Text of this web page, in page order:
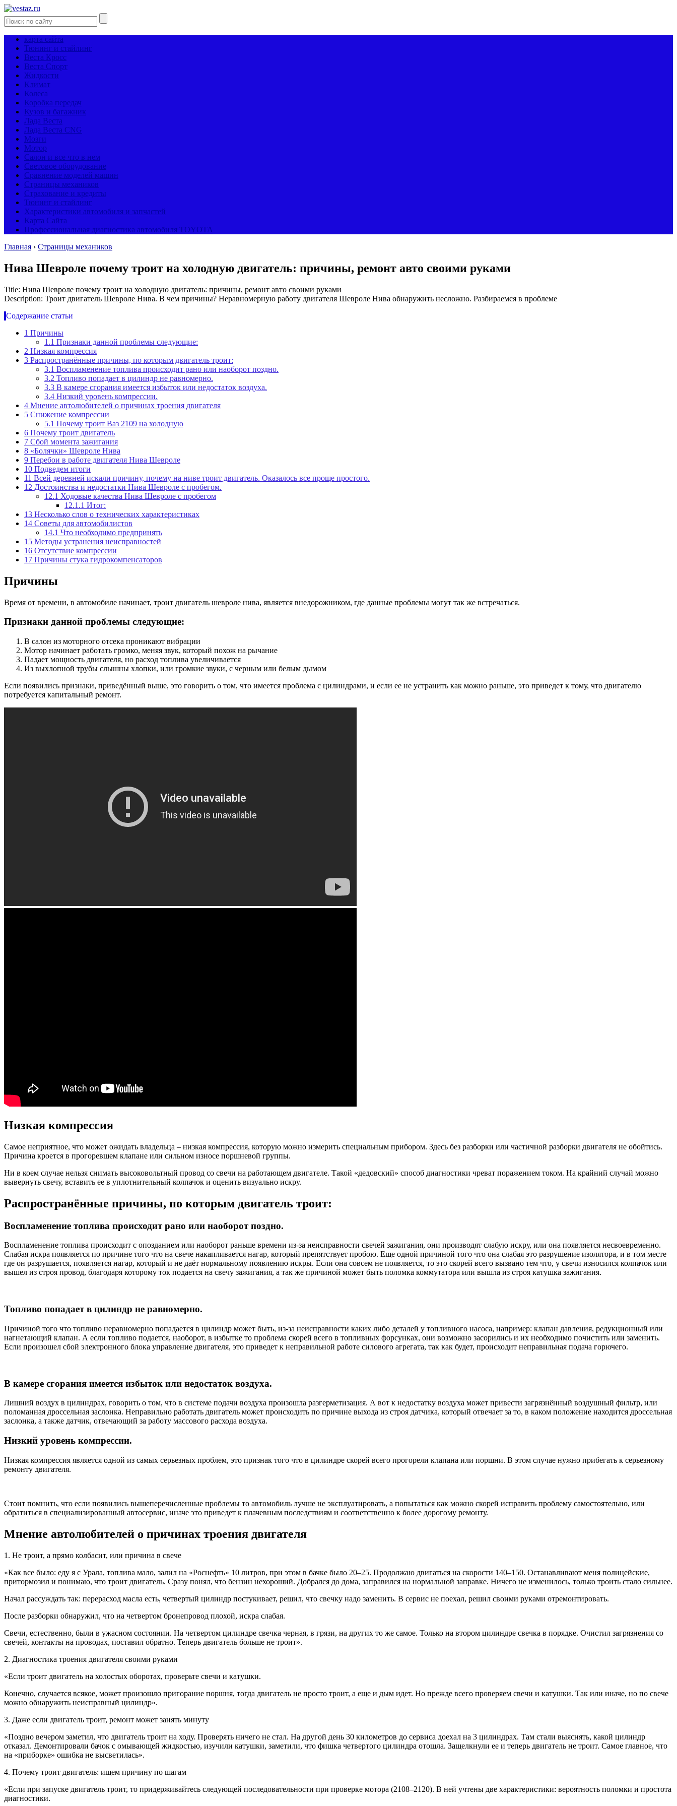
карта сайта
Тюнинг и стайлинг
Веста Кросс
Веста Спорт
Жидкости
Климат
Колеса
Коробка передач
Кузов и багажник
Лада Веста
Лада Веста CNG
Мозги
Мотор
Салон и все что в нем
Световое оборудование
Сравнение моделей машин
Страницы механиков
Страхование и кредиты
Тюнинг и стайлинг
Характеристики автомобиля и запчастей
Карта Сайта
Профессиональная диагностика автомобиля TOYOTA
Главная › Страницы механиков
Нива Шевроле почему троит на холодную двигатель: причины, ремонт авто своими руками
Title: Нива Шевроле почему троит на холодную двигатель: причины, ремонт авто своими руками
Description: Троит двигатель Шевроле Нива. В чем причины? Неравномерную работу двигателя Шевроле Нива обнаружить несложно. Разбираемся в проблеме
Содержание статьи
1 Причины
1.1 Признаки данной проблемы следующие:
2 Низкая компрессия
3 Распространённые причины, по которым двигатель троит:
3.1 Воспламенение топлива происходит рано или наоборот поздно.
3.2 Топливо попадает в цилиндр не равномерно.
3.3 В камере сгорания имеется избыток или недостаток воздуха.
3.4 Низкий уровень компрессии.
4 Мнение автолюбителей о причинах троения двигателя
5 Снижение компрессии
5.1 Почему троит Ваз 2109 на холодную
6 Почему троит двигатель
7 Сбой момента зажигания
8 «Болячки» Шевроле Нива
9 Перебои в работе двигателя Нива Шевроле
10 Подведем итоги
11 Всей деревней искали причину, почему на ниве троит двигатель. Оказалось все проще простого.
12 Достоинства и недостатки Нива Шевроле с пробегом.
12.1 Ходовые качества Нива Шевроле с пробегом
12.1.1 Итог:
13 Несколько слов о технических характеристиках
14 Советы для автомобилистов
14.1 Что необходимо предпринять
15 Методы устранения неисправностей
16 Отсутствие компрессии
17 Причины стука гидрокомпенсаторов
Причины
Время от времени, в автомобиле начинает, троит двигатель шевроле нива, является внедорожником, где данные проблемы могут так же встречаться.
Признаки данной проблемы следующие:
В салон из моторного отсека проникают вибрации
Мотор начинает работать громко, меняя звук, который похож на рычание
Падает мощность двигателя, но расход топлива увеличивается
Из выхлопной трубы слышны хлопки, или громкие звуки, с черным или белым дымом
Если появились признаки, приведённый выше, это говорить о том, что имеется проблема с цилиндрами, и если ее не устранить как можно раньше, это приведет к тому, что двигателю
потребуется капитальный ремонт.
Низкая компрессия
Самое неприятное, что может ожидать владельца – низкая компрессия, которую можно измерить специальным прибором. Здесь без разборки или частичной разборки двигателя не обойтись.
Причина кроется в прогоревшем клапане или сильном износе поршневой группы.
Ни в коем случае нельзя снимать высоковольтный провод со свечи на работающем двигателе. Такой «дедовский» способ диагностики чреват поражением током. На крайний случай можно
вывернуть свечу, вставить ее в уплотнительный колпачок и оценить визуально искру.
Распространённые причины, по которым двигатель троит:
Воспламенение топлива происходит рано или наоборот поздно.
Воспламенение топлива происходит с опозданием или наоборот раньше времени из-за неисправности свечей зажигания, они производят слабую искру, или она появляется несвоевременно.
Слабая искра появляется по причине того что на свече накапливается нагар, который препятствует пробою. Еще одной причиной того что она слабая это разрушение изолятора, и в том месте
где он разрушается, появляется нагар, который и не даёт нормальному появлению искры. Если она совсем не появляется, то это скорей всего вызвано тем что, у свечи износился колпачок или
вышел из строя провод, благодаря которому ток подается на свечу зажигания, а так же причиной может быть поломка коммутатора или вышла из строя катушка зажигания.
Топливо попадает в цилиндр не равномерно.
Причиной того что топливо неравномерно попадается в цилиндр может быть, из-за неисправности каких либо деталей у топливного насоса, например: клапан давления, редукционный или
нагнетающий клапан. А если топливо подается, наоборот, в избытке то проблема скорей всего в топливных форсунках, они возможно засорились и их необходимо почистить или заменить.
Если произошел сбой электронного блока управление двигателя, это приведет к неправильной работе силового агрегата, так как будет, происходит неправильная подача горючего.
В камере сгорания имеется избыток или недостаток воздуха.
Лишний воздух в цилиндрах, говорить о том, что в системе подачи воздуха произошла разгерметизация. А вот к недостатку воздуха может привести загрязнённый воздушный фильтр, или
поломанная дроссельная заслонка. Неправильно работать двигатель может происходить по причине выхода из строя датчика, который отвечает за то, в каком положение находится дроссельная
заслонка, а также датчик, отвечающий за работу массового расхода воздуха.
Низкий уровень компрессии.
Низкая компрессия является одной из самых серьезных проблем, это признак того что в цилиндре скорей всего прогорели клапана или поршни. В этом случае нужно прибегать к серьезному
ремонту двигателя.
Стоит помнить, что если появились вышеперечисленные проблемы то автомобиль лучше не эксплуатировать, а попытаться как можно скорей исправить проблему самостоятельно, или
обратиться в специализированный автосервис, иначе это приведет к плачевным последствиям и соответственно к более дорогому ремонту.
Мнение автолюбителей о причинах троения двигателя
1. Не троит, а прямо колбасит, или причина в свече
«Как все было: еду я с Урала, топлива мало, залил на «Роснефть» 10 литров, при этом в бачке было 20–25. Продолжаю двигаться на скорости 140–150. Останавливают меня полицейские,
притормозил и понимаю, что троит двигатель. Сразу понял, что бензин нехороший. Добрался до дома, заправился на нормальной заправке. Ничего не изменилось, только троить стало сильнее.
Начал рассуждать так: перерасход масла есть, четвертый цилиндр постукивает, решил, что свечку надо заменить. В сервис не поехал, решил своими руками отремонтировать.
После разборки обнаружил, что на четвертом бронепровод плохой, искра слабая.
Свечи, естественно, были в ужасном состоянии. На четвертом цилиндре свечка черная, в грязи, на других то же самое. Только на втором цилиндре свечка в порядке. Очистил загрязнения со
свечей, контакты на проводах, поставил обратно. Теперь двигатель больше не троит».
2. Диагностика троения двигателя своими руками
«Если троит двигатель на холостых оборотах, проверьте свечи и катушки.
Конечно, случается всякое, может произошло пригорание поршня, тогда двигатель не просто троит, а еще и дым идет. Но прежде всего проверяем свечи и катушки. Так или иначе, но по свече
можно обнаружить неисправный цилиндр».
3. Даже если двигатель троит, ремонт может занять минуту
«Поздно вечером заметил, что двигатель троит на ходу. Проверять ничего не стал. На другой день 30 километров до сервиса доехал на 3 цилиндрах. Там стали выяснять, какой цилиндр
отказал. Демонтировали бачок с омывающей жидкостью, изучили катушки, заметили, что фишка четвертого цилиндра отошла. Защелкнули ее и теперь двигатель не троит. Самое главное, что
на «приборке» ошибка не высветилась».
4. Почему троит двигатель: ищем причину по шагам
«Если при запуске двигатель троит, то придерживайтесь следующей последовательности при проверке мотора (2108–2120). В ней учтены две характеристики: вероятность поломки и простота
диагностики.